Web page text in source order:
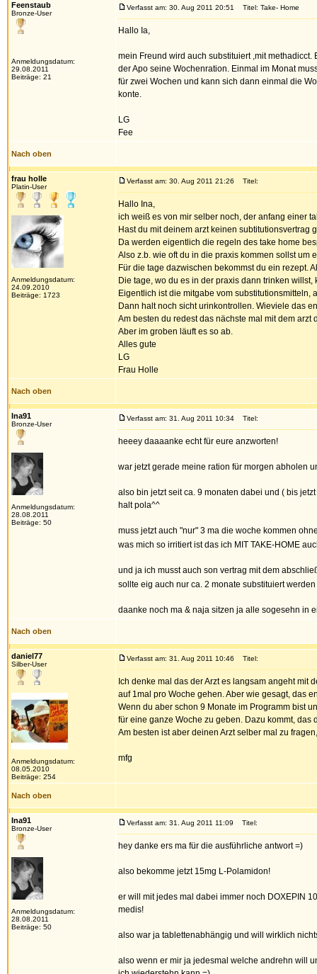
Feenstaub
Bronze-User
Anmeldungsdatum:
29.08.2011
Beiträge: 21
Verfasst am: 30. Aug 2011 20:51 Titel: Take- Home
Hallo Ia,
mein Freund wird auch substituiert ,mit
der Apo seine Wochenration. Einmal im Monat
für zwei Wochen und kann sich dann einmal die
konte.
LG
Fee
Nach oben
frau holle
Platin-User
Anmeldungsdatum:
24.09.2010
Beiträge: 1723
Verfasst am: 30. Aug 2011 21:26 Titel:
Hallo Ina,
ich weiß es von mir selber noch, der anfang einer
Hast du mit deinem arzt keinen subtitutionsvertrag
Da werden eigentlich die regeln des take home
Also z.b. wie oft du in die praxis kommen sollst um
Für die tage dazwischen bekommst du ein rezept.
Die tage, wo du es in der praxis dann trinken willst,
Eigentlich ist die mitgabe vom substitutionsmitteln,
Dann halt noch sicht urinkontrollen. Wieviele das
Am besten du redest das nächste mal mit dem
Aber im groben läuft es so ab.
Alles gute
LG
Frau Holle
Nach oben
Ina91
Bronze-User
Anmeldungsdatum:
28.08.2011
Beiträge: 50
Verfasst am: 31. Aug 2011 10:34 Titel:
heeey daaaanke echt für eure anzworten!
war jetzt gerade meine ration für morgen abholen
also bin jetzt seit ca. 9 monaten dabei und ( bis
halt pola^^
muss jetzt auch "nur" 3 ma die woche kommen
was mich so irritiert ist das ich MIT TAKE-HOME
und ja ich musst auch son vertrag mit dem
sollte eig auch nur ca. 2 monate substituiert
daanke noch ma & naja sitzen ja alle sogesehn in
Nach oben
daniel77
Silber-User
Anmeldungsdatum:
08.05.2010
Beiträge: 254
Verfasst am: 31. Aug 2011 10:46 Titel:
Ich denke mal das der Arzt es langsam angeht mit
auf 1mal pro Woche gehen. Aber wie gesagt, das
Wenn du aber schon 9 Monate im Programm bist
für eine ganze Woche zu geben. Dazu kommt,
Am besten ist aber deinen Arzt selber mal zu
mfg
Nach oben
Ina91
Bronze-User
Anmeldungsdatum:
28.08.2011
Beiträge: 50
Verfasst am: 31. Aug 2011 11:09 Titel:
hey danke ers ma für die ausführliche antwort =)
also bekomme jetzt 15mg L-Polamidon!
er will mit jedes mal dabei immer noch DOXEPIN
medis!
also war ja tablettenabhängig und will wirklich
also wenn er mir ja jedesmal welche andrehn will